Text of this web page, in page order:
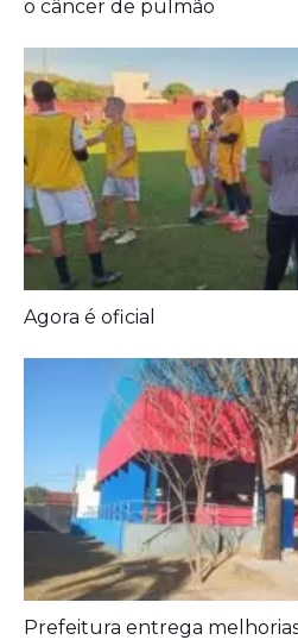
o câncer de pulmão
Agora é oficial
Prefeitura entrega